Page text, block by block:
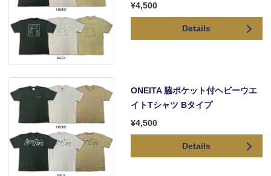
¥4,500
Details
ONEITA 脇ポケット付ヘビーウエ
イトTシャツ Bタイプ
¥4,500
Details